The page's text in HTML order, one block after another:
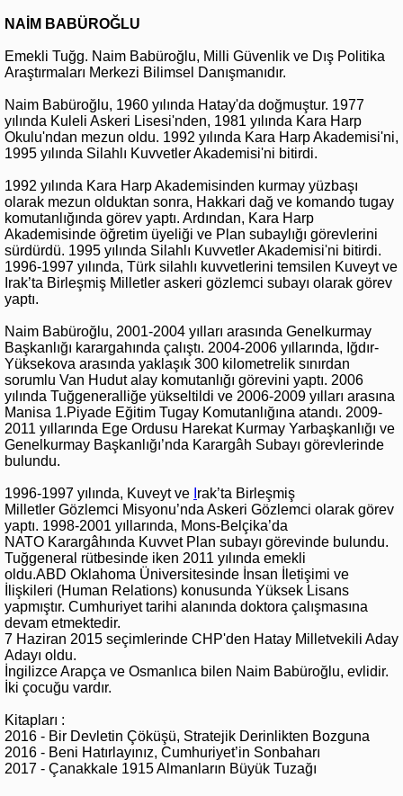
NAİM BABÜROĞLU
Emekli Tuğg. Naim Babüroğlu, Milli Güvenlik ve Dış Politika
Araştırmaları Merkezi Bilimsel Danışmanıdır.
Naim Babüroğlu, 1960 yılında Hatay'da doğmuştur. 1977
yılında Kuleli Askeri Lisesi'nden, 1981 yılında Kara Harp
Okulu'ndan mezun oldu. 1992 yılında Kara Harp Akademisi'ni,
1995 yılında Silahlı Kuvvetler Akademisi'ni bitirdi.
1992 yılında Kara Harp Akademisinden kurmay yüzbaşı
olarak mezun olduktan sonra, Hakkari dağ ve komando tugay
komutanlığında görev yaptı. Ardından, Kara Harp
Akademisinde öğretim üyeliği ve Plan subaylığı görevlerini
sürdürdü. 1995 yılında Silahlı Kuvvetler Akademisi'ni bitirdi.
1996-1997 yılında, Türk silahlı kuvvetlerini temsilen Kuveyt ve
Irak’ta Birleşmiş Milletler askeri gözlemci subayı olarak görev
yaptı.
Naim Babüroğlu, 2001-2004 yılları arasında Genelkurmay
Başkanlığı karargahında çalıştı. 2004-2006 yıllarında, Iğdır-
Yüksekova arasında yaklaşık 300 kilometrelik sınırdan
sorumlu Van Hudut alay komutanlığı görevini yaptı. 2006
yılında Tuğgeneralliğe yükseltildi ve 2006-2009 yılları arasına
Manisa 1.Piyade Eğitim Tugay Komutanlığına atandı. 2009-
2011 yıllarında Ege Ordusu Harekat Kurmay Yarbaşkanlığı ve
Genelkurmay Başkanlığı’nda Karargâh Subayı görevlerinde
bulundu.
1996-1997 yılında, Kuveyt ve rak’ta Birleşmiş
Milletler Gözlemci Misyonu’nda Askeri Gözlemci olarak görev
yaptı. 1998-2001 yıllarında, Mons-Belçika’da
NATO Karargâhında Kuvvet Plan subayı görevinde bulundu.
Tuğgeneral rütbesinde iken 2011 yılında emekli
oldu.ABD Oklahoma Üniversitesinde İnsan İletişimi ve
İlişkileri (Human Relations) konusunda Yüksek Lisans
yapmıştır. Cumhuriyet tarihi alanında doktora çalışmasına
devam etmektedir.
7 Haziran 2015 seçimlerinde CHP'den Hatay Milletvekili Aday
Adayı oldu.
İngilizce Arapça ve Osmanlıca bilen Naim Babüroğlu, evlidir.
İki çocuğu vardır.
Kitapları :
2016 - Bir Devletin Çöküşü, Stratejik Derinlikten Bozguna
2016 - Beni Hatırlayınız, Cumhuriyet’in Sonbaharı
2017 - Çanakkale 1915 Almanların Büyük Tuzağı